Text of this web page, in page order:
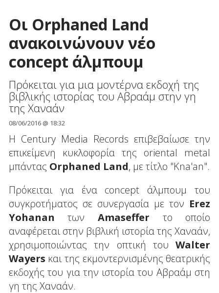
Οι Orphaned Land
ανακοινώνουν νέο
concept άλμπουμ
Πρόκειται για μια μοντέρνα εκδοχή της
βιβλικής ιστορίας του Αβραάμ στην γη
της Χαναάν
08/06/2016 @ 18:32
H Century Media Records επιβεβαίωσε την
επικείμενη κυκλοφορία της oriental metal
μπάντας Orphaned Land, με τίτλο "Kna'an".
Πρόκειται για ένα concept άλμπουμ του
συγκροτήματος σε συνεργασία με τον Erez
Yohanan των Amaseffer το οποίο
αναφέρεται στην βιβλική ιστορία της Χαναάν,
χρησιμοποιώντας την οπτική τουWalter
Wayers και της εκμοντερνισμένης θεατρικής
εκδοχής του για την ιστορία του Αβραάμ στη
γη της Χαναάν.